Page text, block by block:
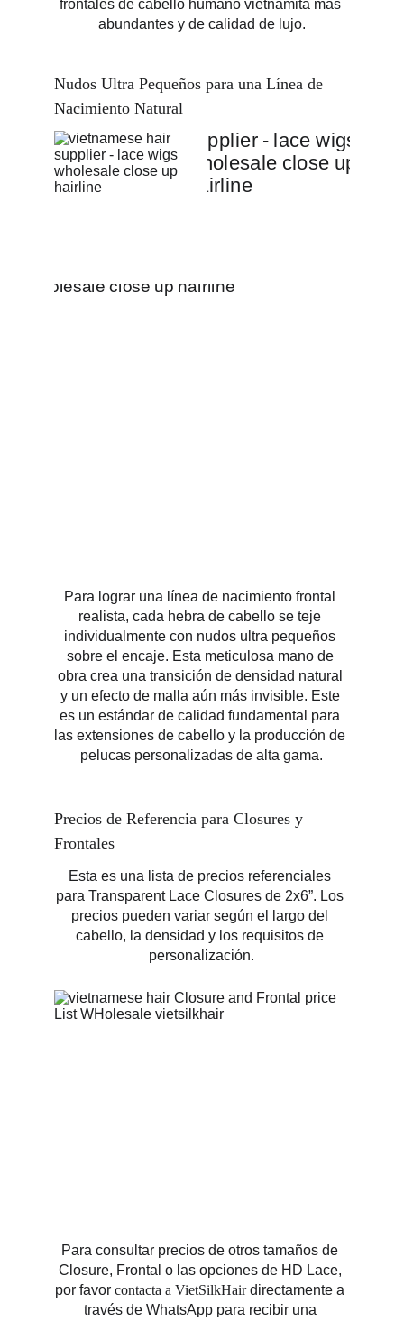
frontales de cabello humano vietnamita más
abundantes y de calidad de lujo.
Nudos Ultra Pequeños para una Línea de
Nacimiento Natural
Para lograr una línea de nacimiento frontal
realista, cada hebra de cabello se teje
individualmente con nudos ultra pequeños
sobre el encaje. Esta meticulosa mano de
obra crea una transición de densidad natural
y un efecto de malla aún más invisible. Este
es un estándar de calidad fundamental para
las extensiones de cabello y la producción de
pelucas personalizadas de alta gama.
Precios de Referencia para Closures y
Frontales
Esta es una lista de precios referenciales
para Transparent Lace Closures de 2x6”. Los
precios pueden variar según el largo del
cabello, la densidad y los requisitos de
personalización.
Para consultar precios de otros tamaños de
Closure, Frontal o las opciones de HD Lace,
por favor contacta a VietSilkHair directamente a
través de WhatsApp para recibir una